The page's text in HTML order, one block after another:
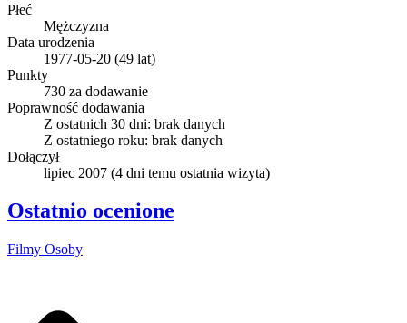
Płeć
Mężczyzna
Data urodzenia
1977-05-20 (49 lat)
Punkty
730 za dodawanie
Poprawność dodawania
Z ostatnich 30 dni: brak danych
Z ostatniego roku: brak danych
Dołączył
lipiec 2007 (4 dni temu ostatnia wizyta)
Ostatnio ocenione
Filmy Osoby